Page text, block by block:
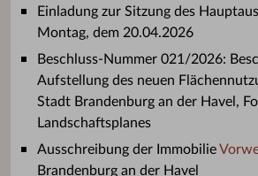
Einladung zur Sitzung des
Montag, dem 20.04.2026
Beschluss-Nummer 021/2026:
Aufstellung des neuen
Stadt Brandenburg an der Havel,
Landschaftsplanes
Ausschreibung der Immobilie
Brandenburg an der Havel